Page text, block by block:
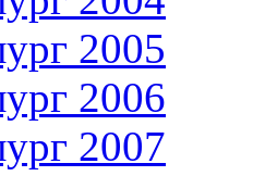
2005
2006
2007